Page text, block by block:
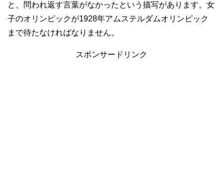
と、問われ返す言葉がなかったという描写があります。女
子のオリンピックが1928年アムステルダムオリンピック
まで待たなければなりません。
スポンサードリンク